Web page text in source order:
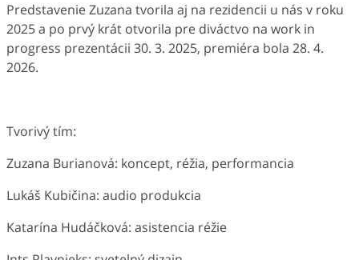
Predstavenie Zuzana tvorila aj na rezidencii u nás v roku
2025 a po prvý krát otvorila pre diváctvo na work in
progress prezentácii 30. 3. 2025, premiéra bola 28. 4.
2026.
Tvorivý tím:
Zuzana Burianová: koncept, réžia, performancia
Lukáš Kubičina: audio produkcia
Katarína Hudáčková: asistencia réžie